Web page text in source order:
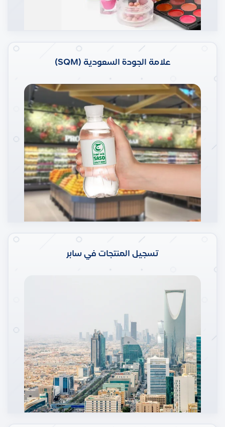
علامة الجودة السعودية (SQM)
تسجيل المنتجات في سابر